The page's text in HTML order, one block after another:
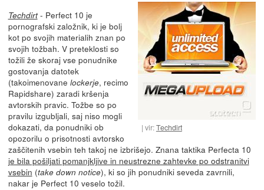
vir:Techdirt
Techdirt- Perfect 10 je
pornografski založnik, ki je bolj
kot po svojih materialih znan po
svojih tožbah. V preteklosti so
tožili že skoraj vse ponudnike
gostovanja datotek
(takoimenovane lockerje, recimo
Rapidshare) zaradi kršenja
avtorskih pravic. Tožbe so po
pravilu izgubljali, saj niso mogli
dokazati, da ponudniki ob
opozorilu o prisotnosti avtorsko
zaščitenih vsebin teh takoj ne izbrišejo. Znana taktika Perfecta 10
je bila pošiljati pomanjkljive in neustrezne zahtevke po odstranitvi
vsebin (take down notice), ki so jih ponudniki seveda zavrnili,
nakar je Perfect 10 veselo tožil.